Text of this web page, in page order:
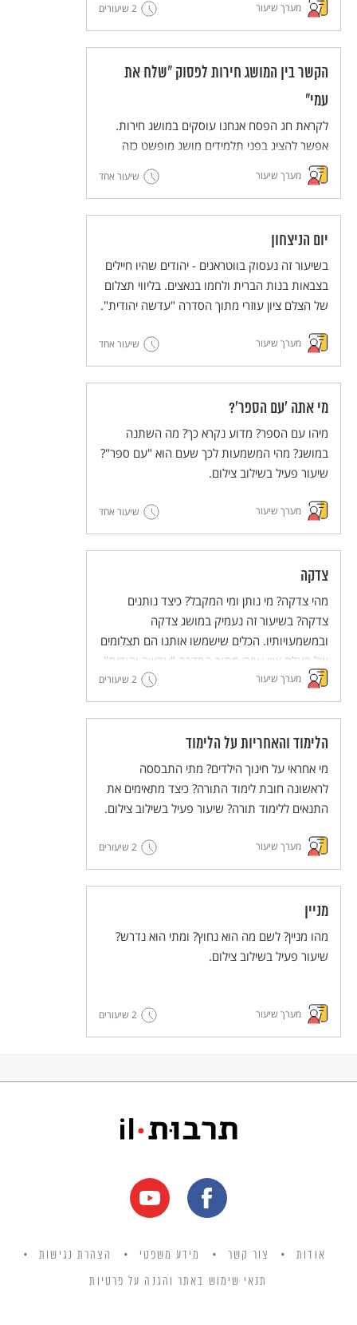
ויצלמו בעצמם.
מערך שיעור 2 שיעורים
הקשר בין המושג חירות לפסוק "שלח את
עמי"
לקראת חג הפסח אנחנו עוסקים במושג חירות.
אפשר להציג בפני תלמידים מושג מופשט כזה
באמצעות אירועים שהתרחשו במציאות. המשותף
לשני האירועים האלה הוא השימוש בפסוק "שלח
מערך שיעור שיעור אחד
יום הניצחון
בשיעור זה נעסוק בווטראנים - יהודים שהיו חיילים
בצבאות בנות הברית ולחמו בנאצים. בליווי תצלום
של הצלם ציון עוזרי מתוך הסדרה "עדשה יהודית".
מערך שיעור שיעור אחד
מי אתה 'עם הספר'?
מיהו עם הספר? מדוע נקרא כך? מה השתנה
במושג? מהי המשמעות לכך שעם הוא "עם ספר"?
שיעור פעיל בשילוב צילום.
מערך שיעור שיעור אחד
צדקה
מהי צדקה? מי נותן ומי המקבל? כיצד נותנים
צדקה? בשיעור זה נעמיק במושג צדקה
ובמשמעויותיו. הכלים שישמשו אותנו הם תצלומים
של הצלם ציון עוזרי מתוך הסדרה "עדשה יהודית"
וטקסטים מתוך התרבות היהודית-ישראלית.
מערך שיעור 2 שיעורים
הלימוד והאחריות על הלימוד
מי אחראי על חינוך הילדים? מתי התבססה
לראשונה חובת לימוד התורה? כיצד מתאימים את
התנאים ללימוד תורה? שיעור פעיל בשילוב צילום.
מערך שיעור 2 שיעורים
מניין
מהו מניין? לשם מה הוא נחוץ? ומתי הוא נדרש?
שיעור פעיל בשילוב צילום.
מערך שיעור 2 שיעורים
אודות צור קשר מידע משפטי הצהרת נגישות
תנאי שימוש באתר והגנה על פרטיות